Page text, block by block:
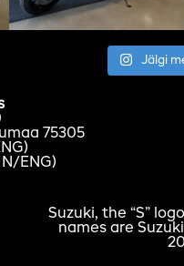
Jälgi
75305
ENG)
Suzuki, the “S”
names are